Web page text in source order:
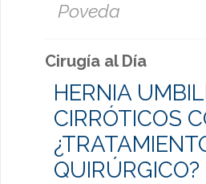
Poveda
Cirugía al Día
HERNIA
CIRRÓTICOS
QUIRÚRGICO?